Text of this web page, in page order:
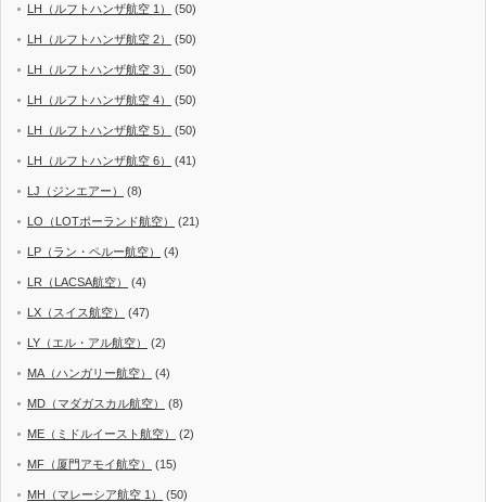
LH（ルフトハンザ航空 1） (50)
LH（ルフトハンザ航空 2） (50)
LH（ルフトハンザ航空 3） (50)
LH（ルフトハンザ航空 4） (50)
LH（ルフトハンザ航空 5） (50)
LH（ルフトハンザ航空 6） (41)
LJ（ジンエアー） (8)
LO（LOTポーランド航空） (21)
LP（ラン・ペルー航空） (4)
LR（LACSA航空） (4)
LX（スイス航空） (47)
LY（エル・アル航空） (2)
MA（ハンガリー航空） (4)
MD（マダガスカル航空） (8)
ME（ミドルイースト航空） (2)
MF（厦門アモイ航空） (15)
MH（マレーシア航空 1） (50)